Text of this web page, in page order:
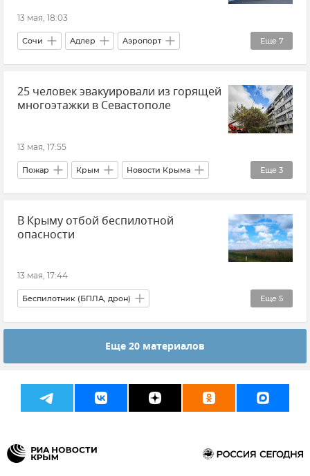
13 мая, 18:03
Еще 7
Сочи Адлер Аэропорт
Симферополь Автобус Транспорт
Новости Крым Новости Крыма
25 человек эвакуировали из горящей
многоэтажки в Севастополе
13 мая, 17:55
Еще 3
Пожар Крым Новости Крыма
Севастополь Новости Севастополя
МЧС Севастополя
В Крыму отбой беспилотной
опасности
13 мая, 17:44
Еще 5
Беспилотник (БПЛА, дрон)
Безопасность Республики Крым и Севастополя
Новости Крыма
ГУ МЧС РФ по Республике Крым
Еще 20 материалов